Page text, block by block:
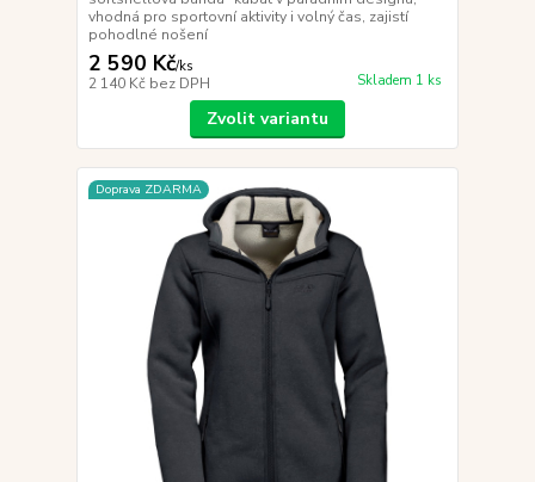
vhodná pro sportovní aktivity i volný čas, zajistí
pohodlné nošení
2 590 Kč/ks
2 140 Kč bez DPH Skladem 1 ks
Zvolit variantu
Doprava ZDARMA